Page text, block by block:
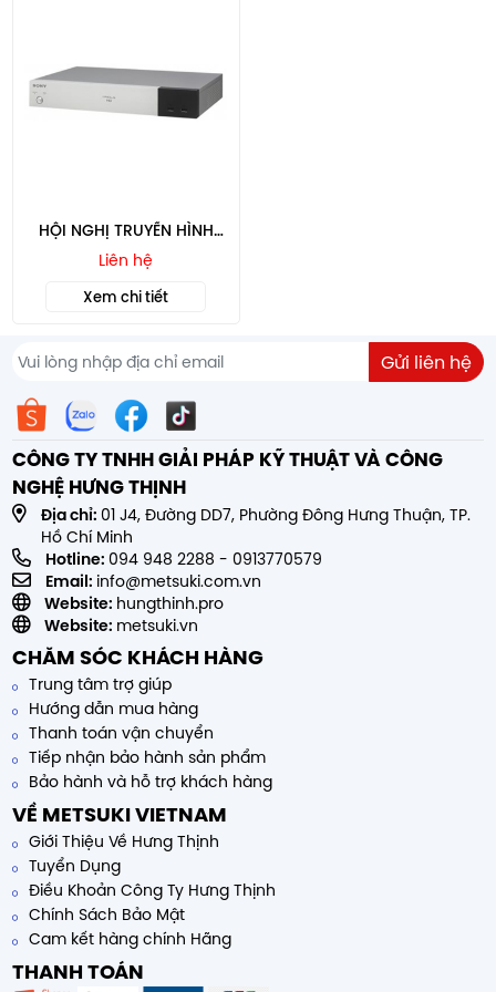
HỘI NGHỊ TRUYỀN HÌNH
SONY ĐỘ NÉT CAO PCS-
XG77S
Liên hệ
Xem chi tiết
CÔNG TY TNHH GIẢI PHÁP KỸ THUẬT VÀ CÔNG
NGHỆ HƯNG THỊNH
Địa chỉ: 01 J4, Đường DD7, Phường Đông Hưng Thuận, TP.
Hồ Chí Minh
Hotline: 094 948 2288 - 0913770579
Email: info@metsuki.com.vn
Website: hungthinh.pro
Website: metsuki.vn
CHĂM SÓC KHÁCH HÀNG
Trung tâm trợ giúp
Hướng dẫn mua hàng
Thanh toán vận chuyển
Tiếp nhận bảo hành sản phẩm
Bảo hành và hỗ trợ khách hàng
VỀ METSUKI VIETNAM
Giới Thiệu Về Hưng Thịnh
Tuyển Dụng
Điều Khoản Công Ty Hưng Thịnh
Chính Sách Bảo Mật
Cam kết hàng chính Hãng
THANH TOÁN